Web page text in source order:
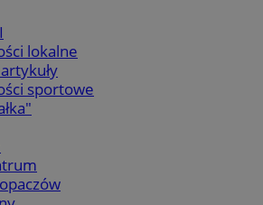
lokalne
sportowe